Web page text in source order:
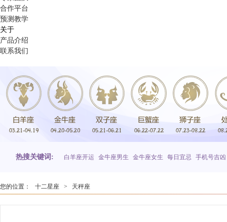
合作平台
预测教学
关于
产品介绍
联系我们
热搜关键词: 白羊座开运 金牛座男生 金牛座女生 每日宜忌 手机号吉凶
您的位置： 十二星座 > 天秤座